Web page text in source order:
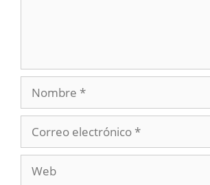
electrónico